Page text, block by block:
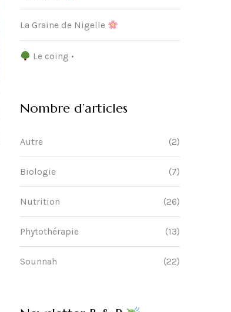
La Graine de Nigelle
Le coing •
Nombre d’articles
Autre (2)
Biologie (7)
Nutrition (26)
Phytothérapie (13)
Sounnah (22)